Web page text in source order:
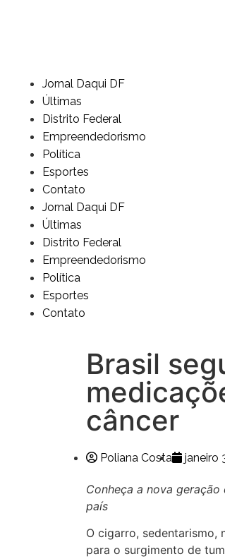
Jornal Daqui DF
Últimas
Distrito Federal
Empreendedorismo
Política
Esportes
Contato
Jornal Daqui DF
Últimas
Distrito Federal
Empreendedorismo
Política
Esportes
Contato
Brasil
câncer
Poliana Costa janeiro
Conheça a nova
país
O cigarro, sedentarismo,
para o surgimento de